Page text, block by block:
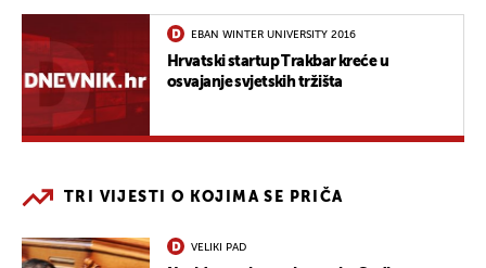
EBAN WINTER UNIVERSITY 2016
Hrvatski startup Trakbar kreće u
osvajanje svjetskih tržišta
TRI VIJESTI O KOJIMA SE PRIČA
VELIKI PAD